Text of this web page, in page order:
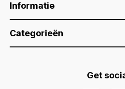
Informatie
Categorieën
Get